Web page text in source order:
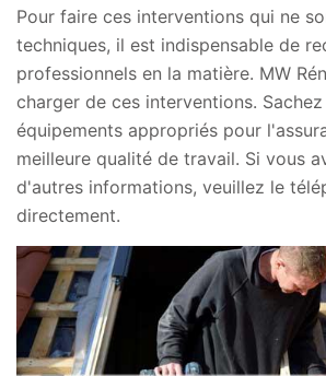
Pour faire ces interventions qui ne
techniques, il est indispensable de
professionnels en la matière. MW
charger de ces interventions.
équipements appropriés pour
meilleure qualité de travail. Si vous
d'autres informations, veuillez le
directement.